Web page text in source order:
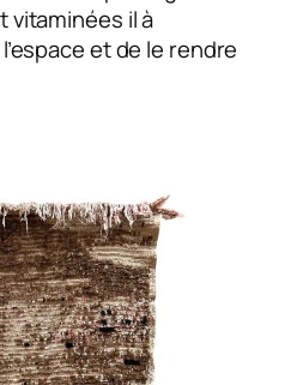
vitaminées il à
et de le rendre